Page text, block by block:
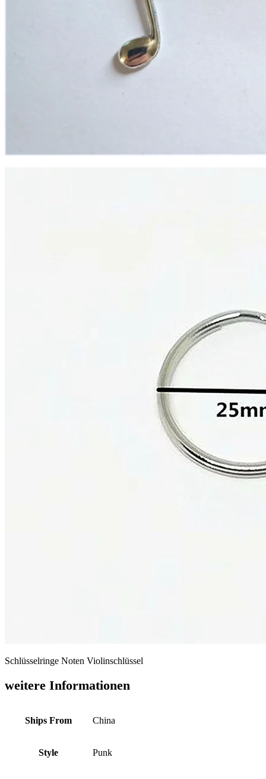
Schlüsselringe Noten Violinschlüssel
weitere Informationen
Ships From China
Style Punk